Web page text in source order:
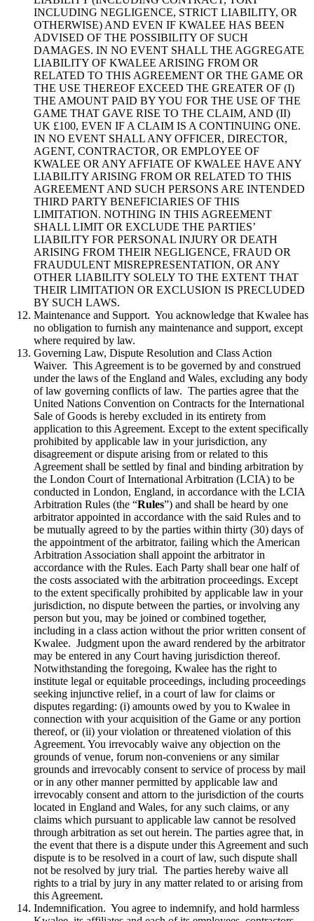
INCLUDING NEGLIGENCE, STRICT LIABILITY, OR
OTHERWISE) AND EVEN IF KWALEE HAS BEEN
ADVISED OF THE POSSIBILITY OF SUCH
DAMAGES. IN NO EVENT SHALL THE AGGREGATE
LIABILITY OF KWALEE ARISING FROM OR
RELATED TO THIS AGREEMENT OR THE GAME OR
THE USE THEREOF EXCEED THE GREATER OF (I)
THE AMOUNT PAID BY YOU FOR THE USE OF THE
GAME THAT GAVE RISE TO THE CLAIM, AND (II)
UK £100, EVEN IF A CLAIM IS A CONTINUING ONE.
IN NO EVENT SHALL ANY OFFICER, DIRECTOR,
AGENT, CONTRACTOR, OR EMPLOYEE OF
KWALEE OR ANY AFFIATE OF KWALEE HAVE ANY
LIABILITY ARISING FROM OR RELATED TO THIS
AGREEMENT AND SUCH PERSONS ARE INTENDED
THIRD PARTY BENEFICIARIES OF THIS
LIMITATION. NOTHING IN THIS AGREEMENT
SHALL LIMIT OR EXCLUDE THE PARTIES’
LIABILITY FOR PERSONAL INJURY OR DEATH
ARISING FROM THEIR NEGLIGENCE, FRAUD OR
FRAUDULENT MISREPRESENTATION, OR ANY
OTHER LIABILITY SOLELY TO THE EXTENT THAT
THEIR LIMITATION OR EXCLUSION IS PRECLUDED
BY SUCH LAWS.
Maintenance and Support. You acknowledge that Kwalee has
no obligation to furnish any maintenance and support, except
where required by law.
Governing Law, Dispute Resolution and Class Action
Waiver. This Agreement is to be governed by and construed
under the laws of the England and Wales, excluding any body
of law governing conflicts of law. The parties agree that the
United Nations Convention on Contracts for the International
Sale of Goods is hereby excluded in its entirety from
application to this Agreement. Except to the extent specifically
prohibited by applicable law in your jurisdiction, any
disagreement or dispute arising from or related to this
Agreement shall be settled by final and binding arbitration by
the London Court of International Arbitration (LCIA) to be
conducted in London, England, in accordance with the LCIA
Arbitration Rules (the “Rules”) and shall be heard by one
arbitrator appointed in accordance with the said Rules and to
be mutually agreed to by the parties within thirty (30) days of
the appointment of the arbitrator, failing which the American
Arbitration Association shall appoint the arbitrator in
accordance with the Rules. Each Party shall bear one half of
the costs associated with the arbitration proceedings. Except
to the extent specifically prohibited by applicable law in your
jurisdiction, no dispute between the parties, or involving any
person but you, may be joined or combined together,
including in a class action without the prior written consent of
Kwalee. Judgment upon the award rendered by the arbitrator
may be entered in any Court having jurisdiction thereof.
Notwithstanding the foregoing, Kwalee has the right to
institute legal or equitable proceedings, including proceedings
seeking injunctive relief, in a court of law for claims or
disputes regarding: (i) amounts owed by you to Kwalee in
connection with your acquisition of the Game or any portion
thereof, or (ii) your violation or threatened violation of this
Agreement. You irrevocably waive any objection on the
grounds of venue, forum non-conveniens or any similar
grounds and irrevocably consent to service of process by mail
or in any other manner permitted by applicable law and
irrevocably consent and attorn to the jurisdiction of the courts
located in England and Wales, for any such claims, or any
claims which pursuant to applicable law cannot be resolved
through arbitration as set out herein. The parties agree that, in
the event that there is a dispute under this Agreement and such
dispute is to be resolved in a court of law, such dispute shall
not be resolved by jury trial. The parties hereby waive all
rights to a trial by jury in any matter related to or arising from
this Agreement.
Indemnification. You agree to indemnify, and hold harmless